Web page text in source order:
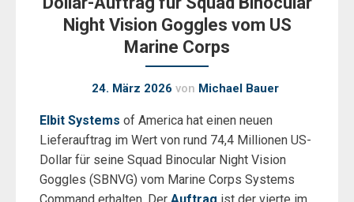
Night Vision Goggles vom US
Marine Corps
24. März 2026 von Michael Bauer
Elbit Systems of America hat einen neuen
Lieferauftrag im Wert von rund 74,4 Millionen US-
Dollar für seine Squad Binocular Night Vision
Goggles (SBNVG) vom Marine Corps Systems